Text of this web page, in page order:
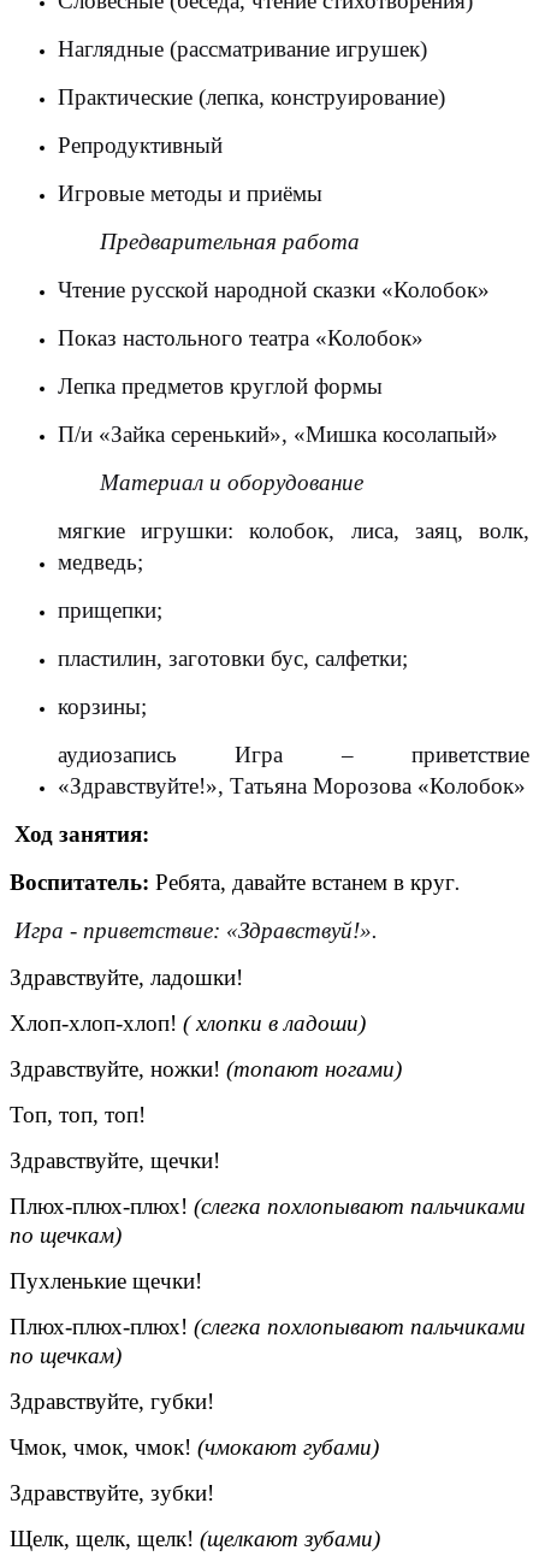
Наглядные (рассматривание игрушек)
Практические (лепка, конструирование)
Репродуктивный
Игровые методы и приёмы
Предварительная работа
Чтение русской народной сказки «Колобок»
Показ настольного театра «Колобок»
Лепка предметов круглой формы
П/и «Зайка серенький», «Мишка косолапый»
Материал и оборудование
мягкие игрушки: колобок, лиса, заяц, волк,
медведь;
прищепки;
пластилин, заготовки бус, салфетки;
корзины;
аудиозапись Игра – приветствие
«Здравствуйте!», Татьяна Морозова «Колобок»
Ход занятия:
Воспитатель: Ребята, давайте встанем в круг.
Игра - приветствие: «Здравствуй!».
Здравствуйте, ладошки!
Хлоп-хлоп-хлоп! ( хлопки в ладоши)
Здравствуйте, ножки! (топают ногами)
Топ, топ, топ!
Здравствуйте, щечки!
Плюх-плюх-плюх! (слегка похлопывают пальчиками
по щечкам)
Пухленькие щечки!
Плюх-плюх-плюх! (слегка похлопывают пальчиками
по щечкам)
Здравствуйте, губки!
Чмок, чмок, чмок! (чмокают губами)
Здравствуйте, зубки!
Щелк, щелк, щелк! (щелкают зубами)